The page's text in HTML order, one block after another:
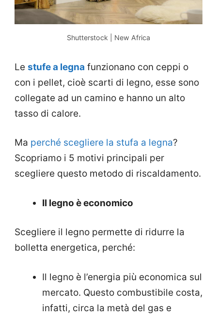
Shutterstock | New Africa
Le stufe a legna funzionano con ceppi o
con i pellet, cioè scarti di legno, esse sono
collegate ad un camino e hanno un alto
tasso di calore.
Ma perché scegliere la stufa a legna?
Scopriamo i 5 motivi principali per
scegliere questo metodo di riscaldamento.
Il legno è economico
Scegliere il legno permette di ridurre la
bolletta energetica, perché:
Il legno è l’energia più economica sul
mercato. Questo combustibile costa,
infatti, circa la metà del gas e